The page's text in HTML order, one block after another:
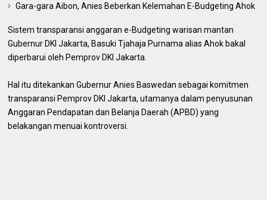
Gara-gara Aibon, Anies Beberkan Kelemahan E-Budgeting Ahok
Sistem transparansi anggaran e-Budgeting warisan mantan
Gubernur DKI Jakarta, Basuki Tjahaja Purnama alias Ahok bakal
diperbarui oleh Pemprov DKI Jakarta.
Hal itu ditekankan Gubernur Anies Baswedan sebagai komitmen
transparansi Pemprov DKI Jakarta, utamanya dalam penyusunan
Anggaran Pendapatan dan Belanja Daerah (APBD) yang
belakangan menuai kontroversi.